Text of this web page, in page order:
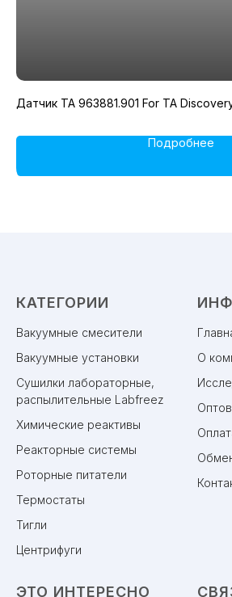
Датчик TA 963881.901 For TA
Подробнее
КАТЕГОРИИ
Вакуумные смесители
Вакуумные установки
Сушилки лабораторные,
распылительные Labfreez
Химические реактивы
Реакторные системы
Роторные питатели
Термостаты
Тигли
Центрифуги
О
ЭТО ИНТЕРЕСНО